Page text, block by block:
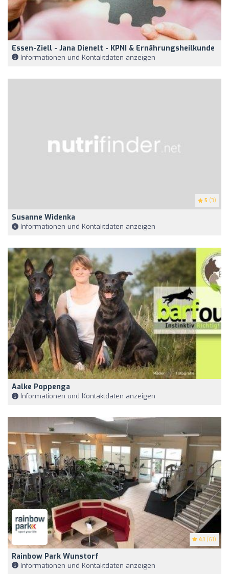
Essen-Ziell - Jana Dienelt - KPNI & Ernährungsheilkunde
Informationen und Kontaktdaten anzeigen
5 (3)
Susanne Widenka
Informationen und Kontaktdaten anzeigen
Aalke Poppenga
Informationen und Kontaktdaten anzeigen
4.1 (61)
Rainbow Park Wunstorf
Informationen und Kontaktdaten anzeigen